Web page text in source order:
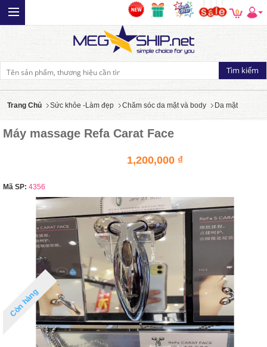
0
Trang Chủ Sức khỏe -Làm đẹp Chăm sóc da mặt và body Da mặt
Máy massage Refa Carat Face
1,200,000 ₫
Mã SP: 4356
Còn hàng